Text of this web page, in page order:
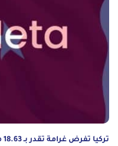
تركيا تفرض غرامة تقدر بـ 18.63 مليون دولار على شركة ميتا